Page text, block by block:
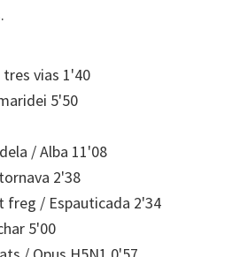
tres vias 1'40
5'50
/ Alba 11'08
2'38
freg / Espauticada 2'34
5'00